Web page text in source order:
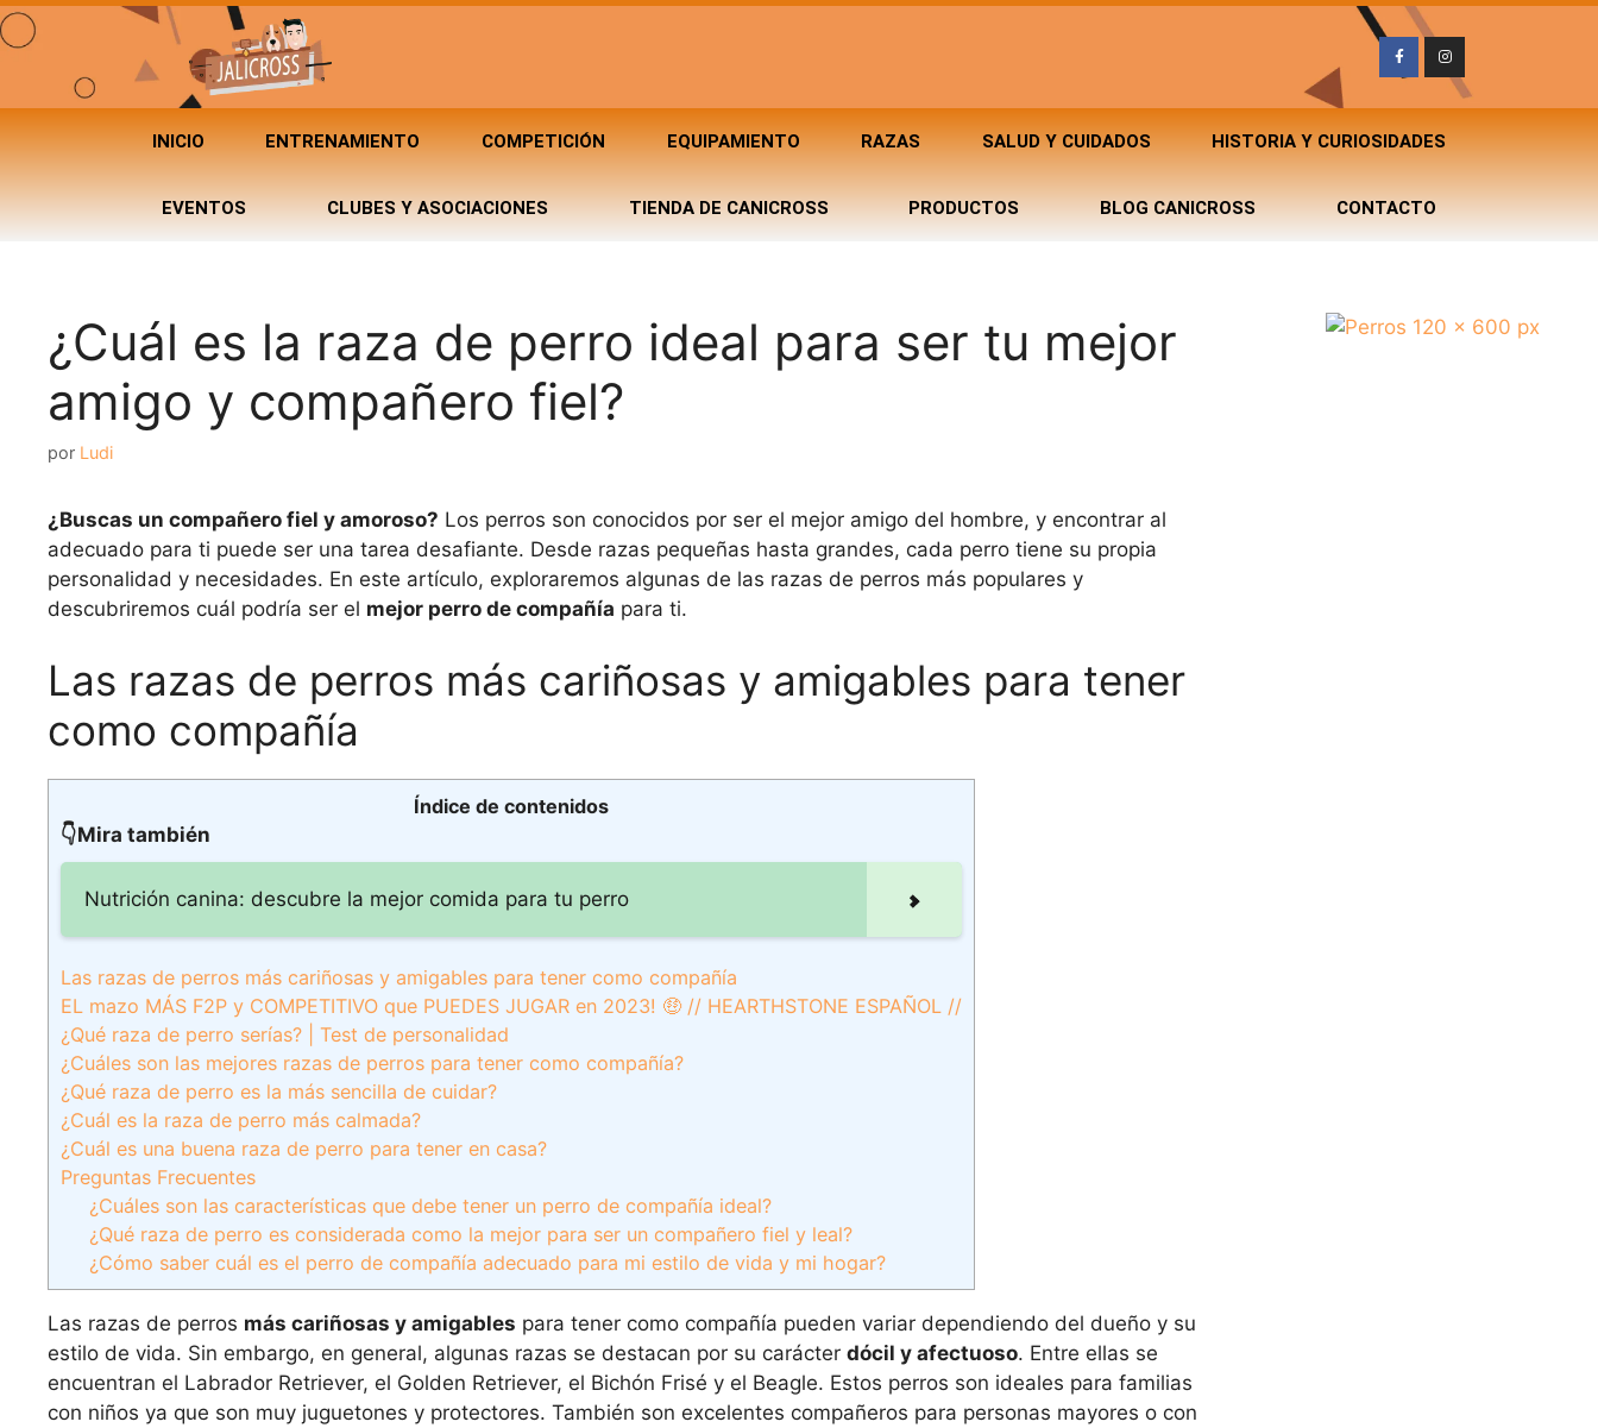
INICIO ENTRENAMIENTO COMPETICIÓN EQUIPAMIENTO RAZAS SALUD Y CUIDADOS HISTORIA Y CURIOSIDADES
EVENTOS CLUBES Y ASOCIACIONES TIENDA DE CANICROSS PRODUCTOS BLOG CANICROSS CONTACTO
¿Cuál es la raza de perro ideal para ser tu mejor
amigo y compañero fiel?
por Ludi
¿Buscas un compañero fiel y amoroso? Los perros son conocidos por ser el mejor amigo del hombre, y encontrar al
adecuado para ti puede ser una tarea desafiante. Desde razas pequeñas hasta grandes, cada perro tiene su propia
personalidad y necesidades. En este artículo, exploraremos algunas de las razas de perros más populares y
descubriremos cuál podría ser el mejor perro de compañía para ti.
Las razas de perros más cariñosas y amigables para tener
como compañía
Índice de contenidos
👇Mira también
Nutrición canina: descubre la mejor comida para tu perro
Las razas de perros más cariñosas y amigables para tener como compañía
EL mazo MÁS F2P y COMPETITIVO que PUEDES JUGAR en 2023! 🤑 // HEARTHSTONE ESPAÑOL //
¿Qué raza de perro serías? | Test de personalidad
¿Cuáles son las mejores razas de perros para tener como compañía?
¿Qué raza de perro es la más sencilla de cuidar?
¿Cuál es la raza de perro más calmada?
¿Cuál es una buena raza de perro para tener en casa?
Preguntas Frecuentes
¿Cuáles son las características que debe tener un perro de compañía ideal?
¿Qué raza de perro es considerada como la mejor para ser un compañero fiel y leal?
¿Cómo saber cuál es el perro de compañía adecuado para mi estilo de vida y mi hogar?
Las razas de perros más cariñosas y amigables para tener como compañía pueden variar dependiendo del dueño y su
estilo de vida. Sin embargo, en general, algunas razas se destacan por su carácter dócil y afectuoso. Entre ellas se
encuentran el Labrador Retriever, el Golden Retriever, el Bichón Frisé y el Beagle. Estos perros son ideales para familias
con niños ya que son muy juguetones y protectores. También son excelentes compañeros para personas mayores o con